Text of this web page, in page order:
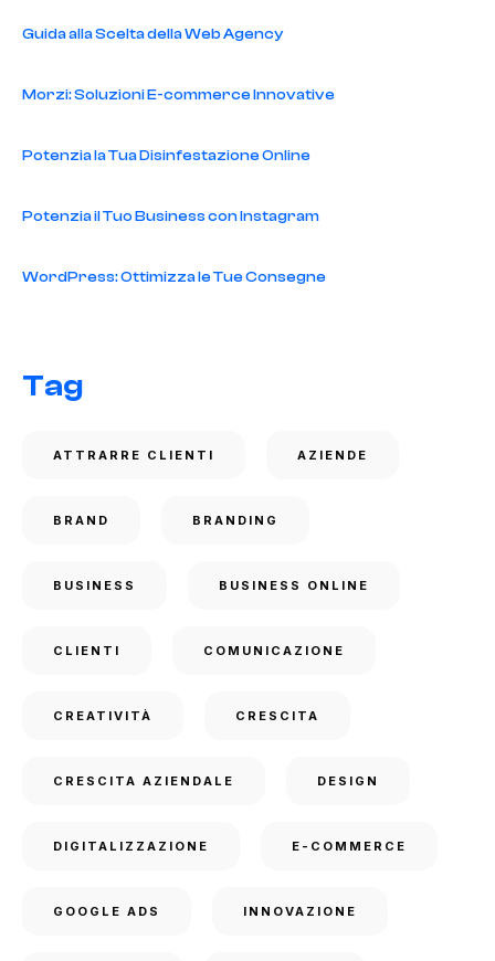
Guida alla Scelta della Web Agency
Morzi: Soluzioni E-commerce Innovative
Potenzia la Tua Disinfestazione Online
Potenzia il Tuo Business con Instagram
WordPress: Ottimizza le Tue Consegne
Tag
ATTRARRE CLIENTI AZIENDE
BRAND BRANDING
BUSINESS BUSINESS ONLINE
CLIENTI COMUNICAZIONE
CREATIVITÀ CRESCITA
CRESCITA AZIENDALE DESIGN
DIGITALIZZAZIONE E-COMMERCE
GOOGLE ADS INNOVAZIONE